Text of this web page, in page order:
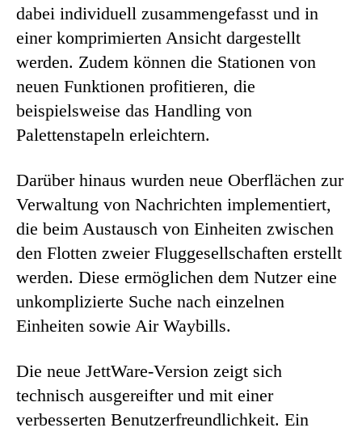
dabei individuell zusammengefasst und in
einer komprimierten Ansicht dargestellt
werden. Zudem können die Stationen von
neuen Funktionen profitieren, die
beispielsweise das Handling von
Palettenstapeln erleichtern.
Darüber hinaus wurden neue Oberflächen zur
Verwaltung von Nachrichten implementiert,
die beim Austausch von Einheiten zwischen
den Flotten zweier Fluggesellschaften erstellt
werden. Diese ermöglichen dem Nutzer eine
unkomplizierte Suche nach einzelnen
Einheiten sowie Air Waybills.
Die neue JettWare-Version zeigt sich
technisch ausgereifter und mit einer
verbesserten Benutzerfreundlichkeit. Ein